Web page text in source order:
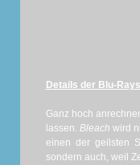
Details der Blu-Rays
Ganz hoch
lassen. Bleach wird
einen der geilsten
sondern auch, weil